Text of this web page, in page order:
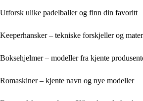
Utforsk ulike padelballer og finn din favoritt
Keeperhansker – tekniske forskjeller og
Boksehjelmer – modeller fra kjente
Romaskiner – kjente navn og nye modeller